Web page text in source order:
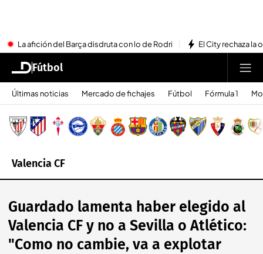
La afición del Barça disdruta con lo de Rodri El City rechaza la
Fútbol
Últimas noticias Mercado de fichajes Fútbol Fórmula 1
Valencia CF
Guardado lamenta haber elegido al
Valencia CF y no a Sevilla o Atlético:
"Como no cambie, va a explotar